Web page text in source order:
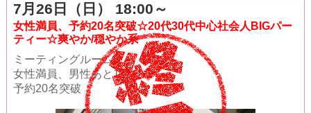
7月26日（日） 18:00～
女性満員、予約20名突破☆20代30代中心社会人BIGパー
ティー☆爽やか/穏やか系
ミーティングルームB
女性満員、男性あと1名
予約20名突破